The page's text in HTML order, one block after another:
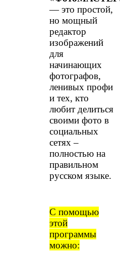
— это простой,
но мощный
редактор
изображений
для
начинающих
фотографов,
ленивых профи
и тех, кто
любит делиться
своими фото в
социальных
сетях –
полностью на
правильном
русском языке.
С помощью
этой
программы
можно: